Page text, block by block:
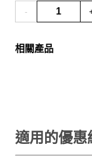
-
相關產品
適用的優惠